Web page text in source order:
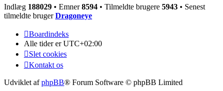
Indlæg 188029 • Emner8594 • Tilmeldte brugere 5943 • Senest
tilmeldte brugerDragoneye
Boardindeks
Alle tider erUTC+02:00
Slet cookies
Kontakt os
Udviklet afphpBB® Forum Software © phpBB Limited